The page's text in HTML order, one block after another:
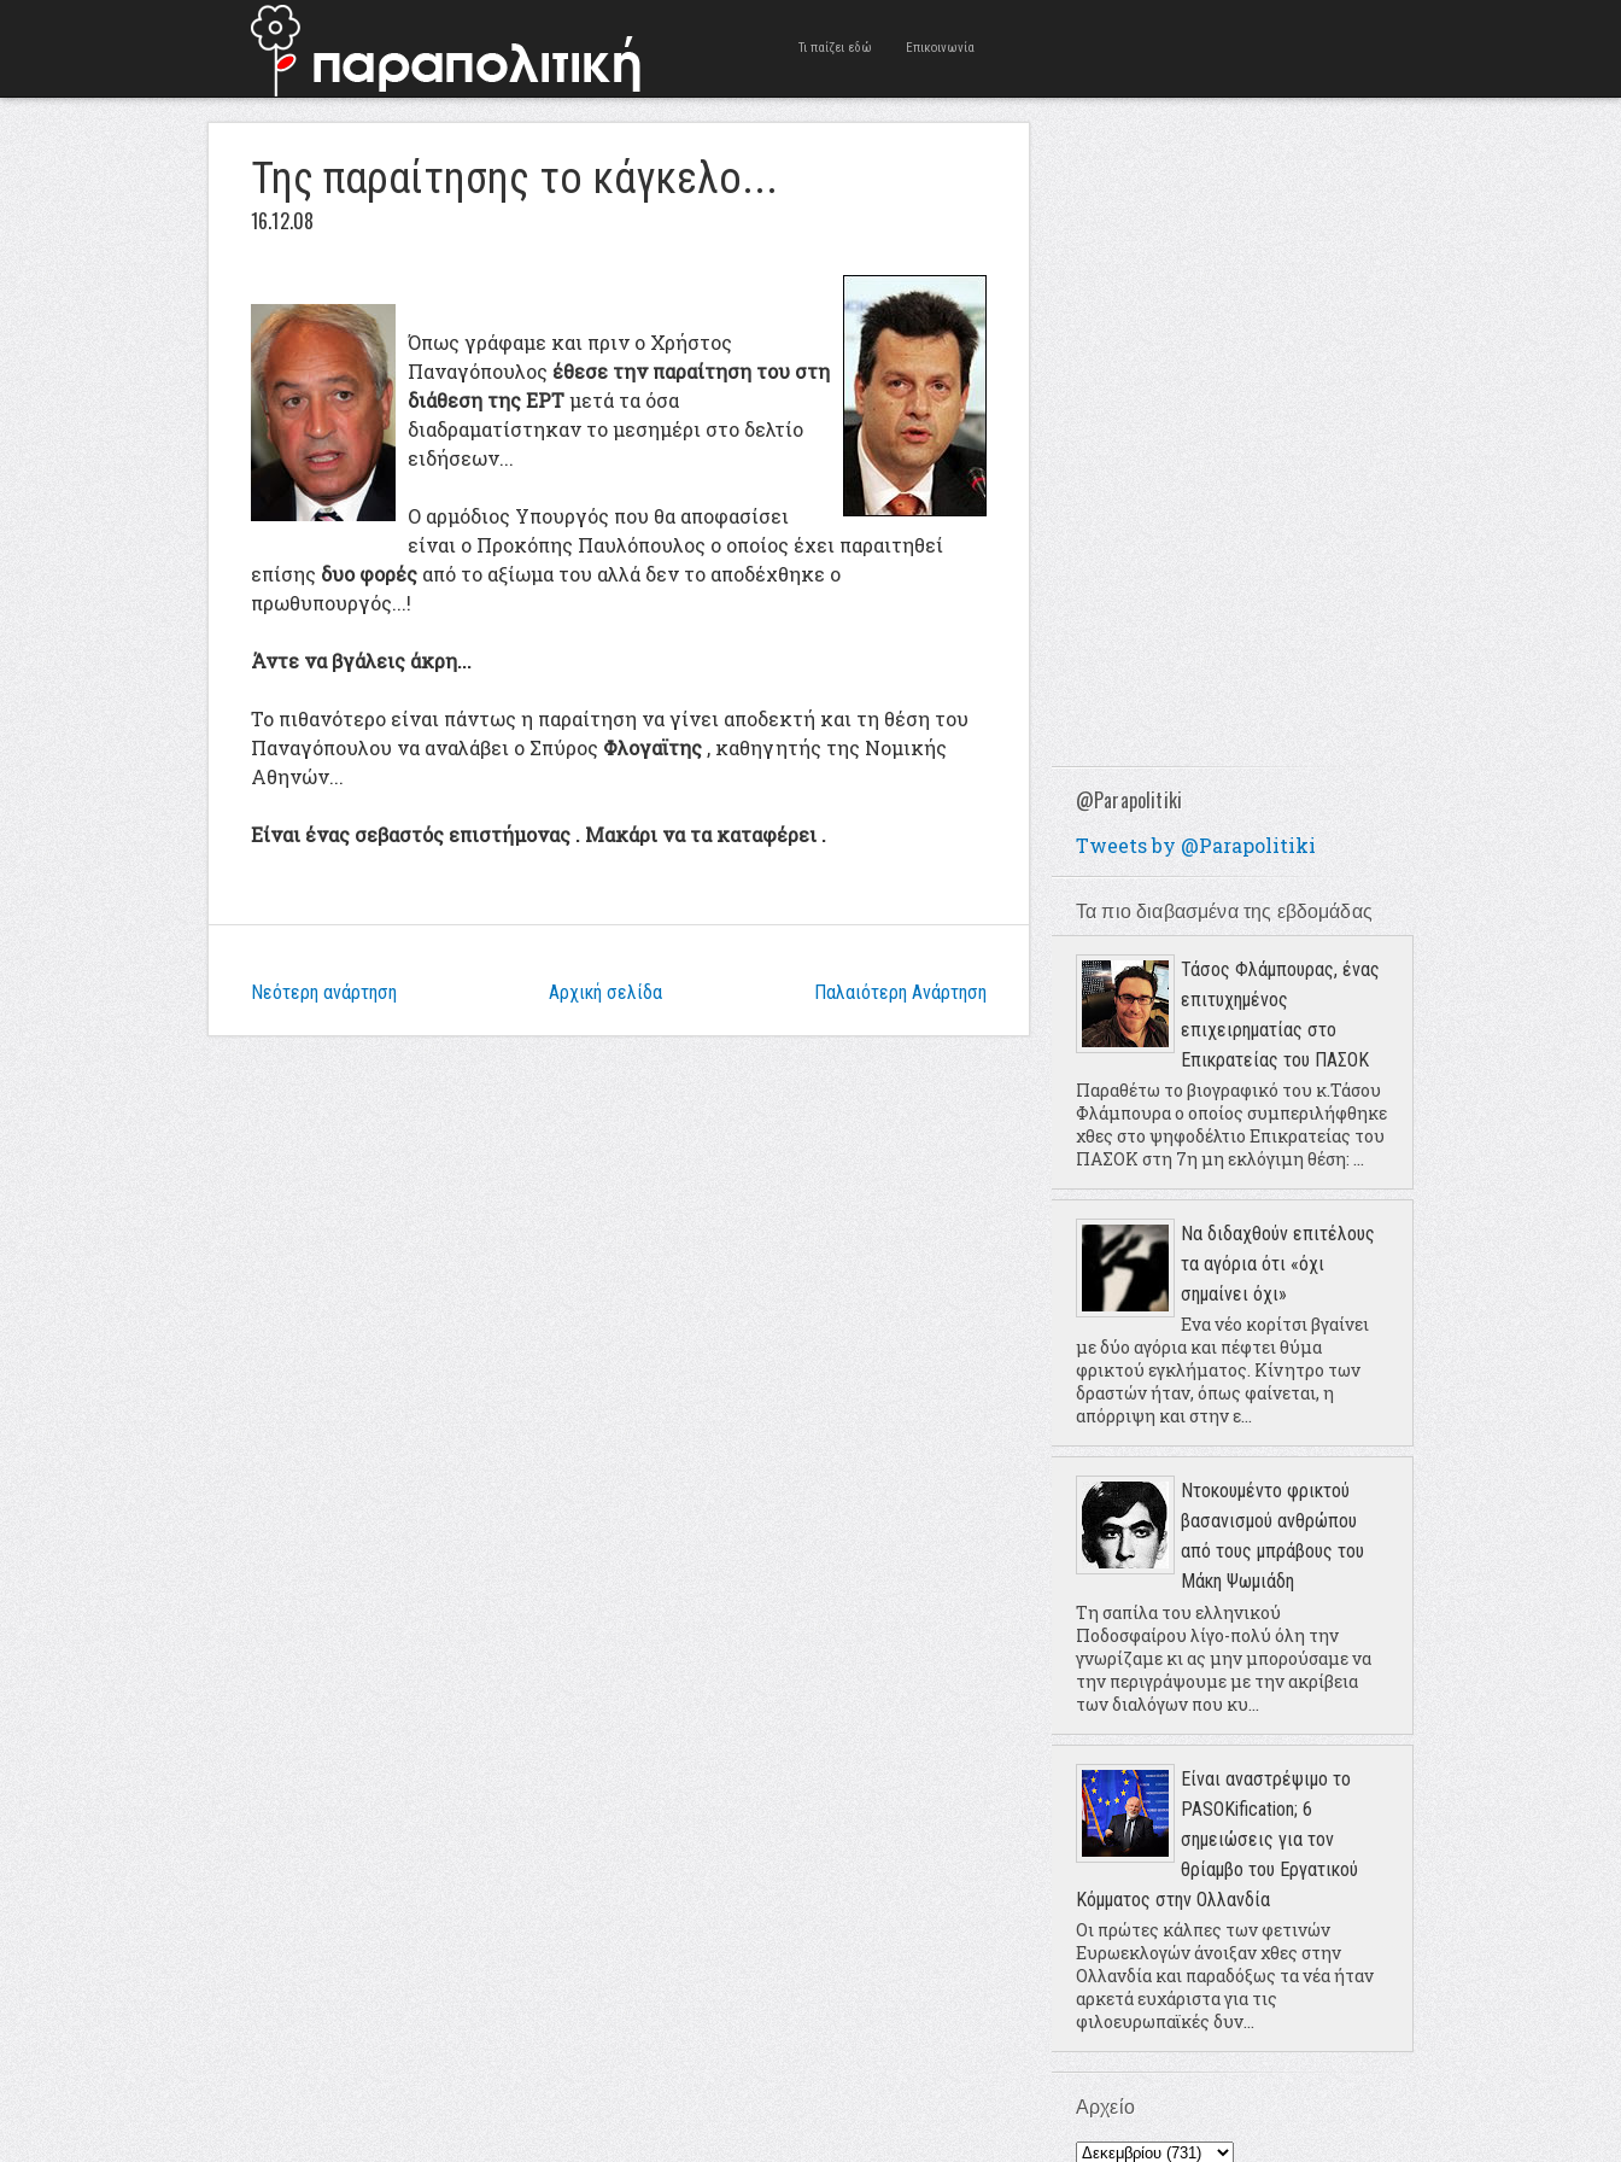
Τι παίζει εδώ Επικοινωνία
Της παραίτησης το κάγκελο...
16.12.08
Όπως γράφαμε και πριν ο Χρήστος
Παναγόπουλος έθεσε την παραίτηση του στη
διάθεση της ΕΡΤμετά τα όσα
διαδραματίστηκαν το μεσημέρι στο δελτίο
ειδήσεων...
Ο αρμόδιος Υπουργός που θα αποφασίσει
είναι ο Προκόπης Παυλόπουλος ο οποίος έχει παραιτηθεί
επίσης δυο φορές από το αξίωμα του αλλά δεν το αποδέχθηκε ο
πρωθυπουργός...!
Άντε να βγάλεις άκρη...
Το πιθανότερο είναι πάντως η παραίτηση να γίνει αποδεκτή και τη θέση του
Παναγόπουλου να αναλάβει ο Σπύρος Φλογαϊτης , καθηγητής της Νομικής
Αθηνών...
Είναι ένας σεβαστός επιστήμονας . Μακάρι να τα καταφέρει .
Νεότερη ανάρτηση Παλαιότερη Ανάρτηση
Αρχική σελίδα
@Parapolitiki
Tweets by @Parapolitiki
Τα πιο διαβασμένα της εβδομάδας
Τάσος Φλάμπουρας, ένας
επιτυχημένος
επιχειρηματίας στο
Επικρατείας του ΠΑΣΟΚ
Παραθέτω το βιογραφικό του κ.Τάσου
Φλάμπουρα ο οποίος συμπεριλήφθηκε
χθες στο ψηφοδέλτιο Επικρατείας του
ΠΑΣΟΚ στη 7η μη εκλόγιμη θέση: ...
Να διδαχθούν επιτέλους
τα αγόρια ότι «όχι
σημαίνει όχι»
Ενα νέο κορίτσι βγαίνει
με δύο αγόρια και πέφτει θύμα
φρικτού εγκλήματος. Κίνητρο των
δραστών ήταν, όπως φαίνεται, η
απόρριψη και στην ε...
Ντοκουμέντο φρικτού
βασανισμού ανθρώπου
από τους μπράβους του
Μάκη Ψωμιάδη
Τη σαπίλα του ελληνικού
Ποδοσφαίρου λίγο-πολύ όλη την
γνωρίζαμε κι ας μην μπορούσαμε να
την περιγράψουμε με την ακρίβεια
των διαλόγων που κυ...
Είναι αναστρέψιμο το
PASOKification; 6
σημειώσεις για τον
θρίαμβο του Εργατικού
Κόμματος στην Ολλανδία
Οι πρώτες κάλπες των φετινών
Ευρωεκλογών άνοιξαν χθες στην
Ολλανδία και παραδόξως τα νέα ήταν
αρκετά ευχάριστα για τις
φιλοευρωπαϊκές δυν...
Αρχείο